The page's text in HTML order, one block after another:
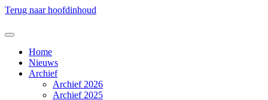
Terug naar hoofdinhoud
Home
Nieuws
Archief
Archief 2026
Archief 2025